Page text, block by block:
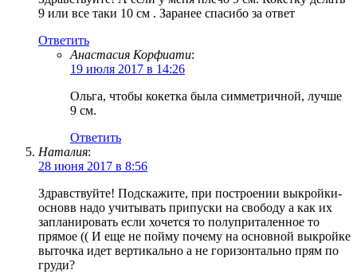
9 или все таки 10 см . Заранее спасибо за ответ
Ответить
Анастасия Корфиати:
19 июля 2017 в 14:26
Ольга, чтобы кокетка была симметричной, лучше
9 см.
Ответить
Наталия:
28 июня 2017 в 8:56
Здравствуйте! Подскажите, при построении выкройки-
основв надо учитывать припуски на свободу а как их
запланировать если хочется то полуприталенное то
прямое (( И еще не пойму почему на основной выкройке
выточка идет вертикально а не горизонтально прям по
груди?